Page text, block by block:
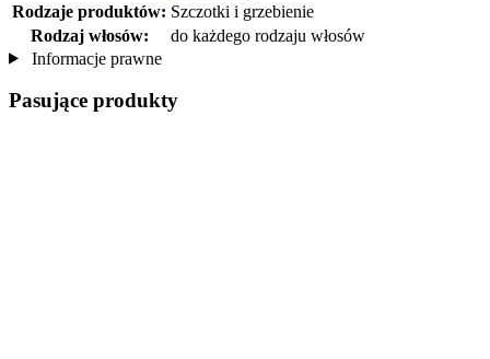
Rodzaje produktów: Szczotki i grzebienie
Rodzaj włosów:
do każdego rodzaju włosów
Informacje prawne
Pasujące produkty